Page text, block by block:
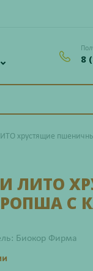
8
хрустящие
ЛИТО
С
Биокор Фирма